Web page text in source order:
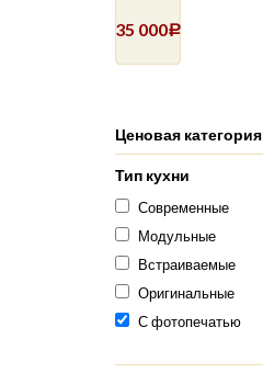
35 000Р
Ценовая категория
Тип кухни
Современные
Модульные
Встраиваемые
Оригинальные
С фотопечатью